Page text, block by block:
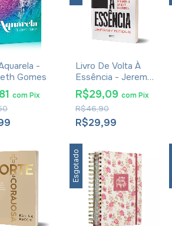
-
Gomes
comPix
Livro De Volta À
Essência - Jeremy
Riddle
R$29,99
R$46,90
R$29,09 comPix
Esgotado